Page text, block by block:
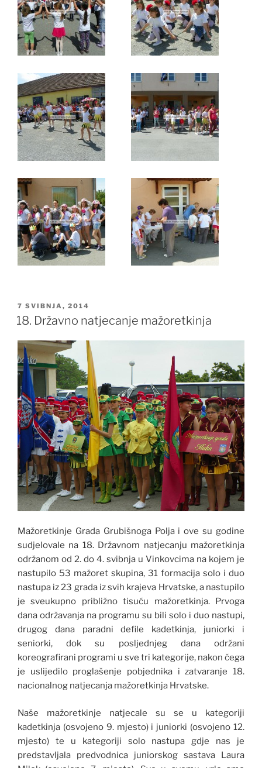
OBJAVLJENO
7 SVIBNJA, 2014
18. Državno natjecanje mažoretkinja
Mažoretkinje Grada Grubišnoga Polja i ove su godine
sudjelovale na 18. Državnom natjecanju mažoretkinja
održanom od 2. do 4. svibnja u Vinkovcima na kojem je
nastupilo 53 mažoret skupina, 31 formacija solo i duo
nastupa iz 23 grada iz svih krajeva Hrvatske, a nastupilo
je sveukupno približno tisuću mažoretkinja. Prvoga
dana održavanja na programu su bili solo i duo nastupi,
drugog dana paradni defile kadetkinja, juniorki i
seniorki, dok su posljednjeg dana održani
koreografirani programi u sve tri kategorije, nakon čega
je uslijedilo proglašenje pobjednika i zatvaranje 18.
nacionalnog natjecanja mažoretkinja Hrvatske.
Naše mažoretkinje natjecale su se u kategoriji
kadetkinja (osvojeno 9. mjesto) i juniorki (osvojeno 12.
mjesto) te u kategoriji solo nastupa gdje nas je
predstavljala predvodnica juniorskog sastava Laura